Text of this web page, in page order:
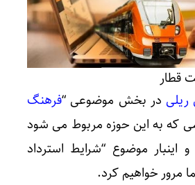
قطار
در بخش موضوعی “فرهنگ
که به این حوزه مربوط می شود
اینبار موضوع “شرایط استرداد
مرور خواهیم کرد.